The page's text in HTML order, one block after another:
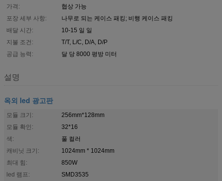
가격:
협상 가능
포장 세부 사항:
나무로 되는 케이스 패킹; 비행 케이스 패킹
배달 시간:
10-15 일 일
지불 조건:
T/T, L/C, D/A, D/P
공급 능력:
달 당 8000 평방 미터
설명
옥외 led 광고판
모듈 크기:
256mm*128mm
모듈 확인:
32*16
색:
풀 컬러
캐비닛 크기:
1024mm * 1024mm
최대 힘:
850W
led 램프:
SMD3535